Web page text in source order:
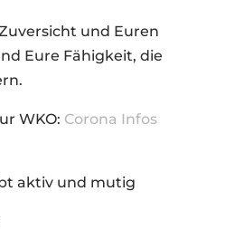
und Euren
Eure Fähigkeit, die
WKO: Corona Infos
aktiv und mutig